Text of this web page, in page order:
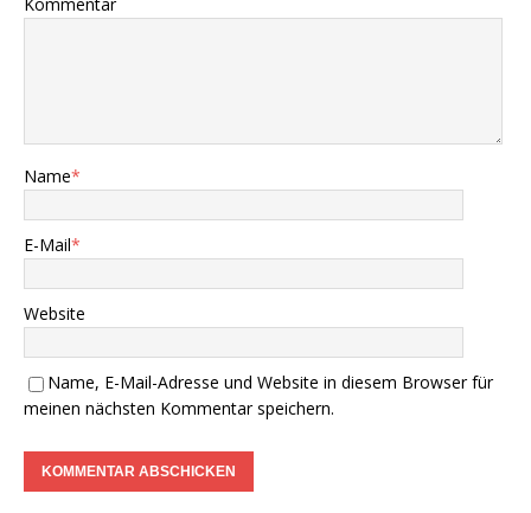
Name*
E-Mail*
Website
Name, E-Mail-Adresse und Website in diesem Browser für
meinen nächsten Kommentar speichern.